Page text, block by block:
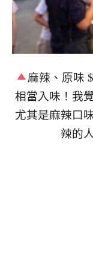
麻辣、原味
相當入味！我
尤其是麻辣口
辣的